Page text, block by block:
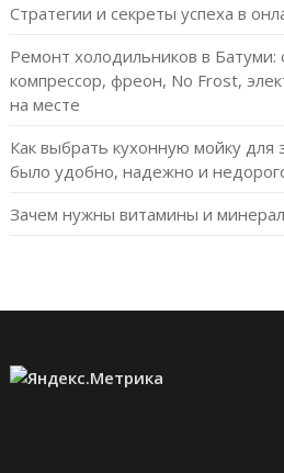
Стратегии и секреты успеха в
Ремонт холодильников в Батуми:
компрессор, фреон, No Frost,
на месте
Как выбрать кухонную мойку для
было удобно, надежно и
Зачем нужны витамины и